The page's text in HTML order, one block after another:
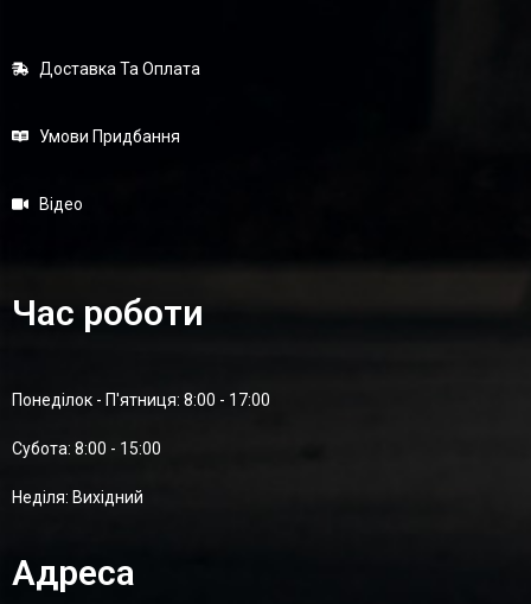
Доставка Та Оплата
Умови Придбання
Відео
Час роботи
Понеділок - П'ятниця: 8:00 - 17:00
Суботa: 8:00 - 15:00
Неділя: Вихідний
Адреса